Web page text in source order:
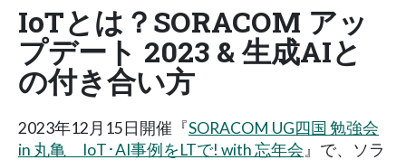
IoTとは？SORACOM アッ
プデート 2023 & 生成AIと
の付き合い方
2023年12月15日開催『SORACOM UG四国 勉強会
in 丸亀 IoT･AI事例をLTで! with 忘年会 』で、ソラ